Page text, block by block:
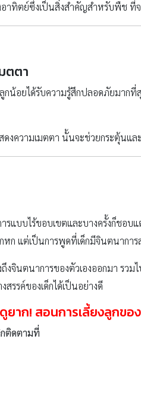
าทิตย์ซึ่งเป็นสิ่งสำคัญสำหรับพืช ที่จ
ตตา
น้อยได้รับความรู้สึกปลอดภัยมากที่
ดงความเมตตา นั้นจะช่วยกระตุ้นแ
แบบไร้ขอบเขตและบางครั้งก็ชอบ
กหก แต่เป็นการพูดที่เด็กมีจินตนากา
จินตนาการของตัวเองออกมา รวม
รรค์ของเด็กได้เป็นอย่างดี
ยาก! สอนการเลี้ยงลูกขอ
กติดตามที่